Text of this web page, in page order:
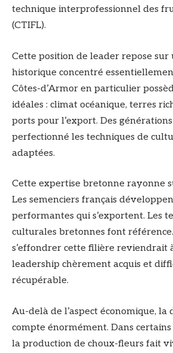
technique interprofessionnel des
(CTIFL).
Cette position de leader repose
historique concentré
Côtes-d’Armor en particulier
idéales : climat océanique, terres
ports pour l’export. Des
perfectionné les techniques de
adaptées.
Cette expertise bretonne rayonne
Les semenciers français
performantes qui s’exportent. Les
culturales bretonnes font
s’effondrer cette filière reviendrait
leadership chèrement acquis et
récupérable.
Au-delà de l’aspect économique, la
compte énormément. Dans
la production de choux-fleurs fait